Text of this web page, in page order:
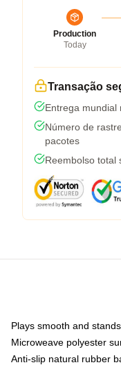
Production
Today
Transação
Entrega mundial
Número de
pacotes
Reembolso total
Plays smooth and
Microweave polyester
Anti-slip natural rubber